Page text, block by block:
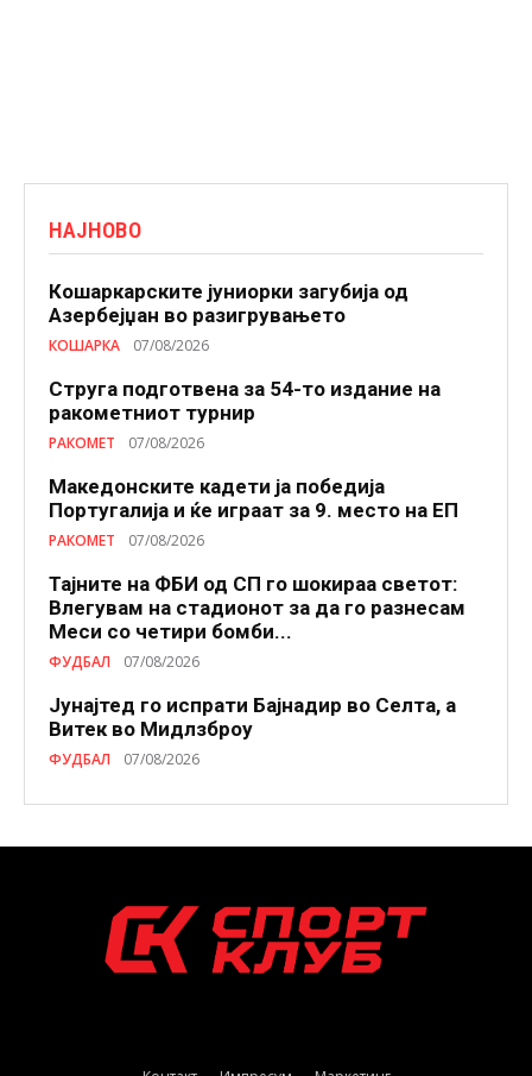
НАЈНОВО
Кошаркарските јуниорки загубија од
Азербејџан во разигрувањето
КОШАРКА 07/08/2026
Струга подготвена за 54-то издание на
ракометниот турнир
РАКОМЕТ 07/08/2026
Македонските кадети ја победија
Португалија и ќе играат за 9. место на ЕП
РАКОМЕТ 07/08/2026
Тајните на ФБИ од СП го шокираа светот:
Влегувам на стадионот за да го разнесам
Меси со четири бомби...
ФУДБАЛ 07/08/2026
Јунајтед го испрати Бајнадир во Селта, а
Витек во Мидлзброу
ФУДБАЛ 07/08/2026